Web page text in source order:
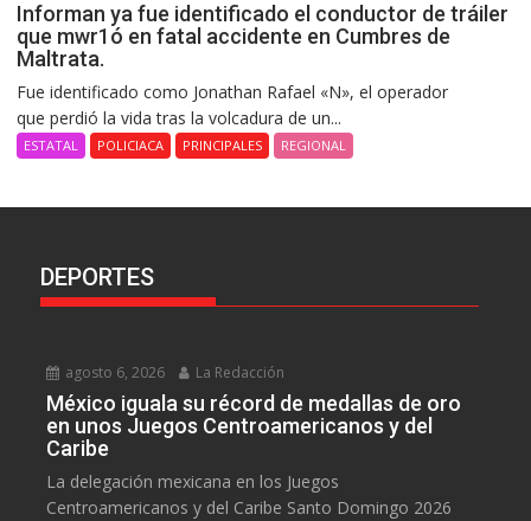
Informan ya fue identificado el conductor de tráiler
que mwr1ó en fatal accidente en Cumbres de
Maltrata.
Fue identificado como Jonathan Rafael «N», el operador
que perdió la vida tras la volcadura de un...
ESTATAL POLICIACA PRINCIPALES REGIONAL
DEPORTES
agosto 6, 2026 La Redacción
México iguala su récord de medallas de oro
en unos Juegos Centroamericanos y del
Caribe
La delegación mexicana en los Juegos
Centroamericanos y del Caribe Santo Domingo 2026